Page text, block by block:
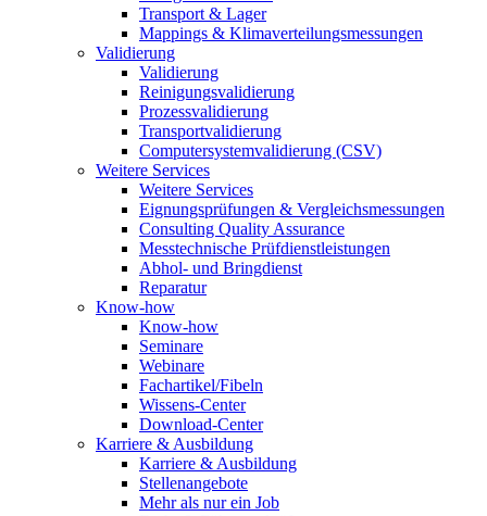
Transport & Lager
Mappings & Klimaverteilungsmessungen
Validierung
Validierung
Reinigungsvalidierung
Prozessvalidierung
Transportvalidierung
Computersystemvalidierung (CSV)
Weitere Services
Weitere Services
Eignungsprüfungen & Vergleichsmessungen
Consulting Quality Assurance
Messtechnische Prüfdienstleistungen
Abhol- und Bringdienst
Reparatur
Know-how
Know-how
Seminare
Webinare
Fachartikel/Fibeln
Wissens-Center
Download-Center
Karriere & Ausbildung
Karriere & Ausbildung
Stellenangebote
Mehr als nur ein Job